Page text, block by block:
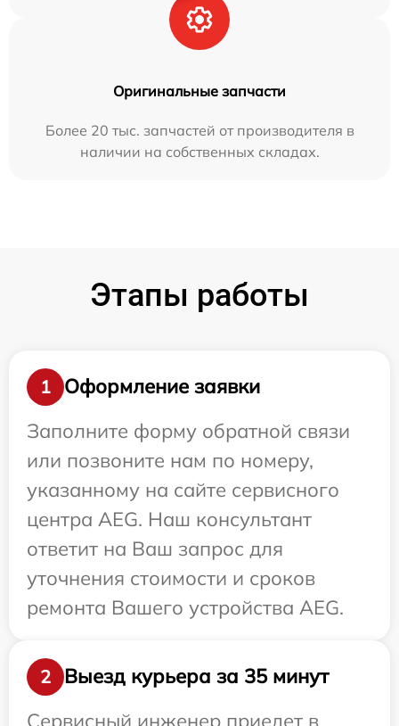
Оригинальные запчасти
Более 20 тыс. запчастей от производителя в
наличии на собственных складах.
Этапы работы
1
Оформление заявки
Заполните форму обратной связи
или позвоните нам по номеру,
указанному на сайте сервисного
центра AEG. Наш консультант
ответит на Ваш запрос для
уточнения стоимости и сроков
ремонта Вашего устройства AEG.
2
Выезд курьера за 35 минут
Сервисный инженер приедет в